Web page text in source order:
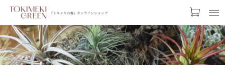
お気に入り LOGIN
カートに商品を追加しました
ザミオクルカス レイヴン 3号size